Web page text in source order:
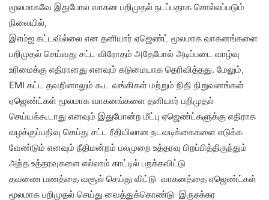
மூலமாகவே இதுபோல வாகன பறிமுதல் நடப்பதாக சொல்லப்படும்
நிலையில்,
இஎம்ஐ கட்டவில்லை என தனியார் ஏஜெண்ட் மூலமாக வாகனங்களை
பறிமுதல் செய்வது சட்ட விரோதம் அதேபோல் அடிப்படை வாழ்வு
உரிமைக்கு எதிரானது எனவும் கடுமையாக தெரிவித்தது. மேலும்,
EMI கட்ட தவறினாலும் கூட வங்கிகள் மற்றும் நிதி நிறுவனங்கள்
ஏஜெண்ட்கள் மூலமாக வாகனங்களை தனியார் பறிமுதல்
செய்யக்கூடாது எனவும் இதுபோன்ற மீட்பு ஏஜெண்ட்களுக்கு எதிராக
வழக்குப்பதிவு செய்து சட்ட ரீதியிலான நடவடிக்கைகளை எடுக்க
வேண்டும் எனவும் நீதிமன்றம் பலமுறை உத்தரவு பிறப்பித்திருந்தும்
அந்த உத்தரவுகளை எல்லாம் காட்டில் பறக்கவிட்டு
தவணை பணத்தை வசூல் செய்து விட்டு வாகனத்தை ஏஜெண்ட்கள்
மூலமாக பறிமுதல் செய்து வைத்துக்கொண்டு இருசக்கர